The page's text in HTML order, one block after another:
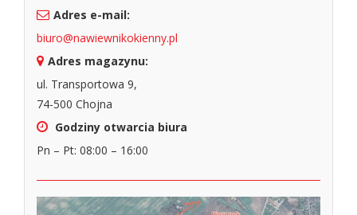
Adres e-mail:
biuro@nawiewnikokienny.pl
Adres magazynu:
ul. Transportowa 9,
74-500 Chojna
Godziny otwarcia biura
Pn – Pt: 08:00 – 16:00